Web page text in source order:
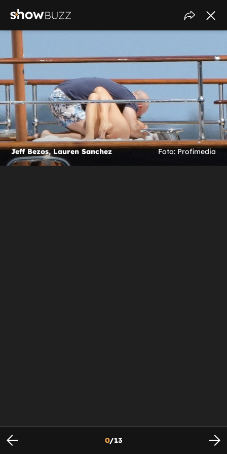
Jeff Bezos, Lauren Sanchez Foto: Profimedia
0/13